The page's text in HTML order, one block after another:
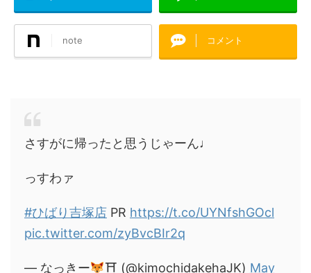
note コメント
さすがに帰ったと思うじゃーん♩
っすわァ
#ひばり吉塚店 PR https://t.co/UYNfshGOcl
pic.twitter.com/zyBvcBIr2q
— なっきー ⛩ (@kimochidakehaJK) May